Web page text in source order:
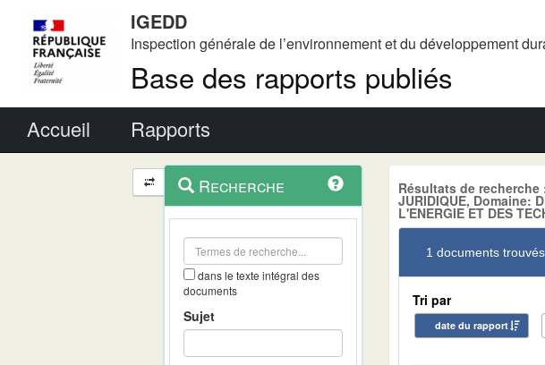
IGEDD
Inspection générale de l’environnement et du développement
Base des rapports publiés
Accueil Rapports
Navigation
et
outils
contextuel
Recherche
dans le texte intégral des
documents
Sujet
Résultats de recherche
JURIDIQUE, Domaine:
L'ENERGIE ET DES
1 documents trouvés
Tri par
date du rapport